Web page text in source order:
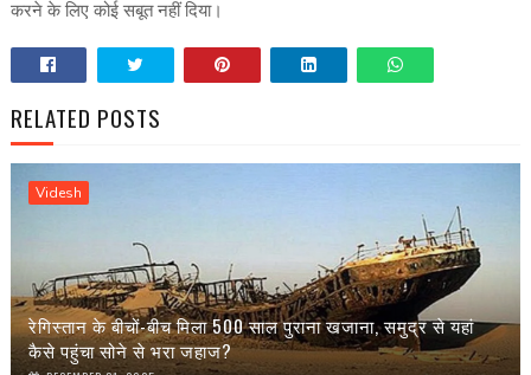
करने के लिए कोई सबूत नहीं दिया।
RELATED POSTS
Videsh
रेगिस्तान के बीचों-बीच मिला 500 साल पुराना खजाना, समुद्र से यहां
कैसे पहुंचा सोने से भरा जहाज?